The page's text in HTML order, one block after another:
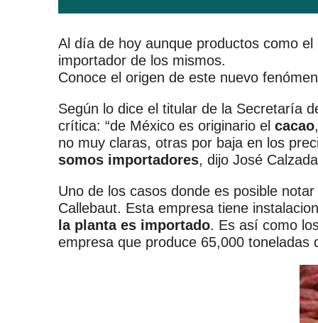
Al día de hoy aunque productos como
importador de los mismos.
Conoce el origen de este nuevo
Según lo dice el titular de la Secretaría
crítica: “de México es originario el cacao
no muy claras, otras por baja en los
somos importadores, dijo José
Uno de los casos donde es posible
Callebaut. Esta empresa tiene
la planta es importado. Es así como
empresa que produce 65,000 toneladas